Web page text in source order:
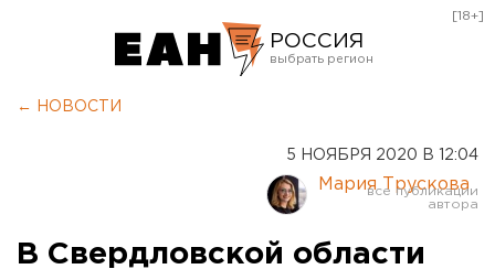
РОССИЯ
Курган
Оренбург
[18+]
← НОВОСТИ
5 НОЯБРЯ 2020 В 12:04
Мария Трускова
В Свердловской области